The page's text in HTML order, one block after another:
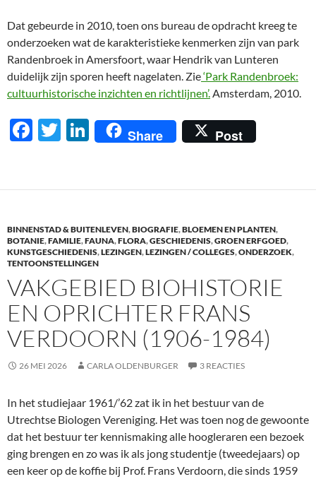
Dat gebeurde in 2010, toen ons bureau de opdracht kreeg te
onderzoeken wat de karakteristieke kenmerken zijn van park
Randenbroek in Amersfoort, waar Hendrik van Lunteren
duidelijk zijn sporen heeft nagelaten. Zie‘Park Randenbroek:
cultuurhistorische inzichten en richtlijnen’.Amsterdam, 2010.
F
b
o
o
k
T
er
Li
n
e
dI
n
Share Post
BINNENSTAD & BUITENLEVEN,BIOGRAFIE,BLOEMEN EN PLANTEN,
BOTANIE,FAMILIE,FAUNA,FLORA,GESCHIEDENIS,GROEN ERFGOED,
KUNSTGESCHIEDENIS,LEZINGEN,LEZINGEN / COLLEGES,ONDERZOEK,
TENTOONSTELLINGEN
VAKGEBIED BIOHISTORIE
EN OPRICHTER FRANS
VERDOORN (1906-1984)
26 MEI 2026 CARLA OLDENBURGER 3 REACTIES
In het studiejaar 1961/’62 zat ik in het bestuur van de
Utrechtse Biologen Vereniging. Het was toen nog de gewoonte
dat het bestuur ter kennismaking alle hoogleraren een bezoek
ging brengen en zo was ik als jong studentje (tweedejaars) op
een keer op de koffie bij Prof. Frans Verdoorn, die sinds 1959